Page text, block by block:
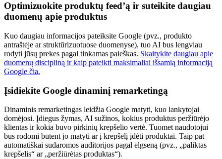
Optimizuokite produktų feed’ą ir suteikite daugiau
duomenų apie produktus
Kuo daugiau informacijos pateiksite Google (pvz., produkto
antraštėje ar struktūrizuotuose duomenyse), tuo AI bus lengviau
rodyti jūsų prekes pagal tinkamas paieškas. Skaitykite daugiau apie
duomenų discipliną ir kaip pateikti maksimaliai išsamią informaciją
Google čia.
Įsidiekite Google dinaminį remarketingą
Dinaminis remarketingas leidžia Google matyti, kuo lankytojai
domėjosi. Įdiegus žymas, AI sužinos, kokius produktus peržiūrėjo
klientas ir kokia buvo pirkinių krepšelio vertė. Tuomet naudotojui
bus rodomi būtent jo matyti ar į krepšelį įdėti produktai. Taip pat
automatiškai sudaromos auditorijos pagal elgseną (pvz., „paliktas
krepšelis“ ar „peržiūrėtas produktas“).